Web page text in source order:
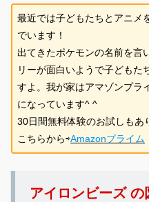
最近では子どもたちとアニメ
でいます！
出てきたポケモンの名前を言
リーが面白いようで子どもた
すよ。我が家はアマゾンプラ
になっています^ ^
30日間無料体験のお試しもあ
こちらから⇨Amazonプライム
アイロンビーズ